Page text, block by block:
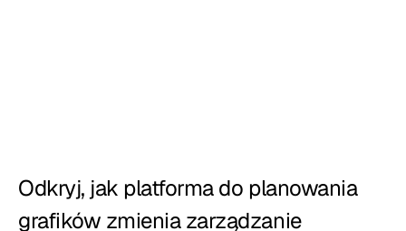
Serwis cateringowy
Odkryj, jak platforma do planowania
grafików zmienia zarządzanie